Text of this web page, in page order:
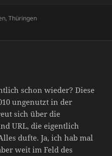
,Thüringen
der Migrant
schon wieder? Diese
ungenutzt in der
sich über die
URL, die eigentlich
dufte. Ja, ich hab mal
weit im Feld des